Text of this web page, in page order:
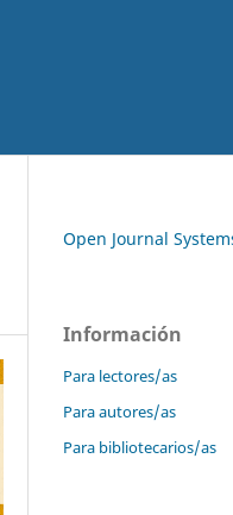
Open Journal
Información
Para lectores/as
Para autores/as
Para bibliotecarios/as